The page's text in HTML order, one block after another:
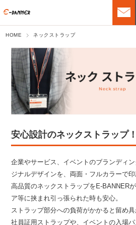
HOME ネックストラップ
安心設計のネックストラップ！
企業やサービス、イベントのブランディ
ジナルデザインを、両面・フルカラーで印
高品質のネックストラップをE-BANNER
ア等に挟まれ引っ張られた時も安心。
ストラップ部分への負荷がかかると留め具
社員証用ストラップや、イベントの入場パ